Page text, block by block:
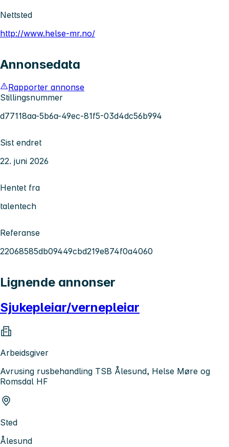
Nettsted
http://www.helse-mr.no/
Annonsedata
Rapporter annonse
Stillingsnummer
d77118aa-5b6a-49ec-81f5-03d4dc56b994
Sist endret
22. juni 2026
Hentet fra
talentech
Referanse
22068585db09449cbd219e874f0a4060
Lignende annonser
Sjukepleiar/vernepleiar
Arbeidsgiver
Avrusing rusbehandling TSB Ålesund, Helse Møre og
Romsdal HF
Sted
Ålesund